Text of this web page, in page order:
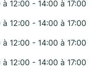
à 12:00 - 14:00 à 17:00
à 12:00 - 14:00 à 17:00
à 12:00 - 14:00 à 17:00
à 12:00 - 14:00 à 17:00